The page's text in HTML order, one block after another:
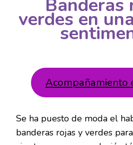
Banderas
verdes en
Acompañamiento
Se ha puesto de moda el
banderas rojas y verdes